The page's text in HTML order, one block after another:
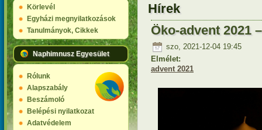
Körlevél
Egyházi megnyilatkozások
Tanulmányok, Cikkek
Naphimnusz Egyesület
Rólunk
Alapszabály
Beszámoló
Belépési nyilatkozat
Adatvédelem
Hírek
Öko-advent 2021
szo, 2021-12-04 19:45
Elmélet:
advent 2021